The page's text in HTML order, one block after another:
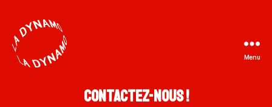
Menu
Contactez-nous !